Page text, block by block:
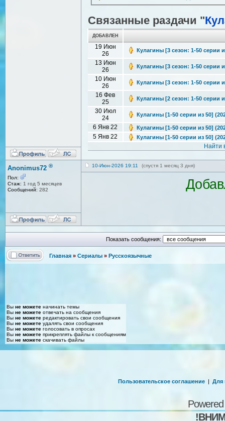
Связанные раздачи "
ДОБАВЛЕН
19 Июн
26
Кулагины [3 сезон: 1-50 серии
13 Июн
26
Кулагины [3 сезон: 1-50 серии
10 Июн
26
Кулагины [3 сезон: 1-50 серии
16 Фев
25
Кулагины [2 сезон: 1-50 серии
30 Июл
24
Кулагины [1-50 серии из 50]
6 Янв 22 Кулагины [1-50 серии из 50]
5 Янв 22 Кулагины [1-50 серии из 50]
Найти
Anonimus72 ®
Пол:
Стаж: 1 год 5 месяцев
Сообщений: 282
10-Июн-2026 19:11 (спустя 1 месяц 3 дня)
Показать сообщения:
Главная » Сериалы » Русскоязычные
Вы не можете начинать темы
Вы не можете отвечать на сообщения
Вы не можете редактировать свои сообщения
Вы не можете удалять свои сообщения
Вы не можете голосовать в опросах
Вы не можете прикреплять файлы к сообщениям
Вы не можете скачивать файлы
Пользовательское соглашение | Для